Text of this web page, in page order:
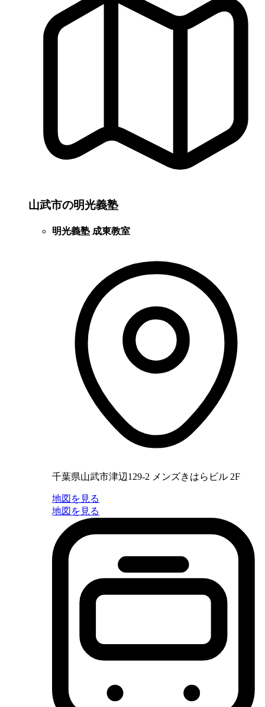
山武市の明光義塾
明光義塾 成東教室
千葉県山武市津辺129-2 メンズきはらビル 2F
地図を見る
地図を見る